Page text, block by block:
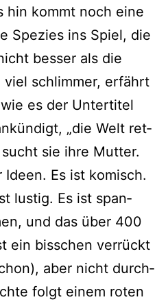
hin kommt noch eine
Spezies ins Spiel, die
bes­ser als die
viel schlim­mer, erfährt
es der Untertitel
„die Welt ret­
sie ihre Mutter.
Es ist komisch.
lus­tig. Es ist span­
und das über 400
ein biss­chen ver­rückt
aber nicht durch­
folgt einem roten